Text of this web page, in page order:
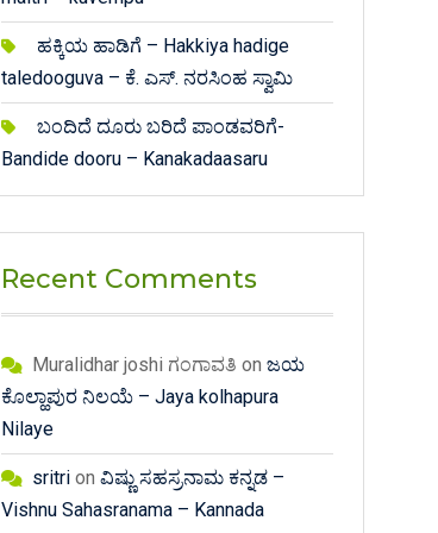
ಹಕ್ಕಿಯ ಹಾಡಿಗೆ – Hakkiya hadige
taledooguva – ಕೆ. ಎಸ್. ನರಸಿಂಹ ಸ್ವಾಮಿ
ಬಂದಿದೆ ದೂರು ಬರಿದೆ ಪಾಂಡವರಿಗೆ-
Bandide dooru – Kanakadaasaru
Recent Comments
Muralidhar joshi ಗಂಗಾವತಿ on ಜಯ
ಕೊಲ್ಹಾಪುರ ನಿಲಯೆ – Jaya kolhapura
Nilaye
sritri on ವಿಷ್ಣು ಸಹಸ್ರನಾಮ ಕನ್ನಡ –
Vishnu Sahasranama – Kannada